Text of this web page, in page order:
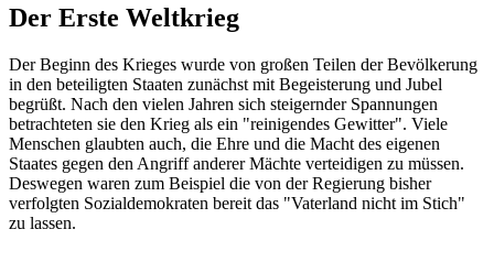
Der Erste Weltkrieg
Der Beginn des Krieges wurde von großen Teilen der Bevölkerung
in den beteiligten Staaten zunächst mit Begeisterung und Jubel
begrüßt. Nach den vielen Jahren sich steigernder Spannungen
betrachteten sie den Krieg als ein "reinigendes Gewitter". Viele
Menschen glaubten auch, die Ehre und die Macht des eigenen
Staates gegen den Angriff anderer Mächte verteidigen zu müssen.
Deswegen waren zum Beispiel die von der Regierung bisher
verfolgten Sozialdemokraten bereit das "Vaterland nicht im Stich"
zu lassen.